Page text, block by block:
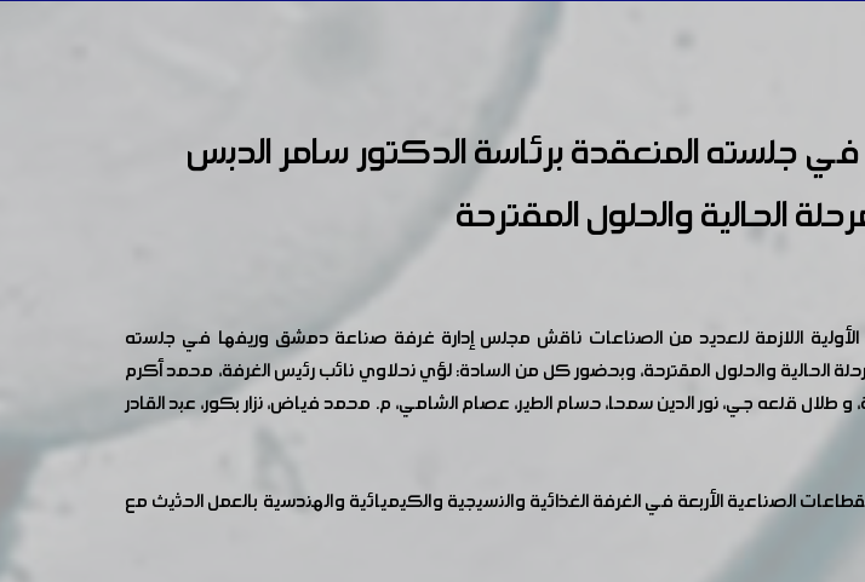
المنعقدة برئاسة الدكتور سامر الدبس
الحالية والحلول المقترحة
الأولية اللازمة للعديد من الصناعات ناقش مجلس إدارة غرفة صناعة دمشق وريفها في جلسته
الحالية والحلول المقترحة، وبحضور كل من السادة: لؤي نحلاوي نائب رئيس الغرفة، محمد أكرم
قلعه جي، نور الدين سمحا، حسام الطير، عصام الشامي، م. محمد فياض، نزار بكور، عبد القادر
الصناعية الأربعة في الغرفة الغذائية والنسيجية والكيميائية والهندسية بالعمل الحثيث مع